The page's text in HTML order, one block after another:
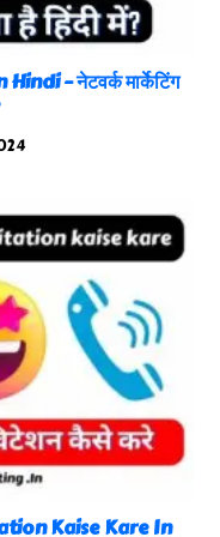
– नेटवर्क मार्केटिंग
Kaise Kare In